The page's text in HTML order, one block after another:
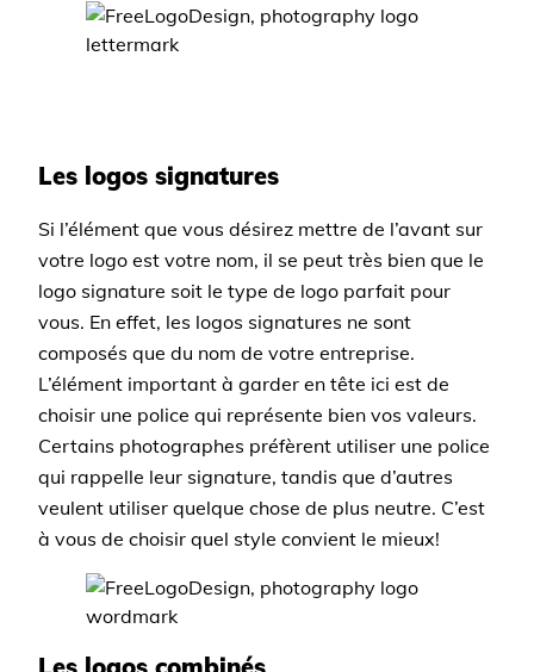
Les logos signatures
Si l’élément que vous désirez mettre de l’avant sur
votre logo est votre nom, il se peut très bien que le
logo signature soit le type de logo parfait pour
vous. En effet, les logos signatures ne sont
composés que du nom de votre entreprise.
L’élément important à garder en tête ici est de
choisir une police qui représente bien vos valeurs.
Certains photographes préfèrent utiliser une police
qui rappelle leur signature, tandis que d’autres
veulent utiliser quelque chose de plus neutre. C’est
à vous de choisir quel style convient le mieux!